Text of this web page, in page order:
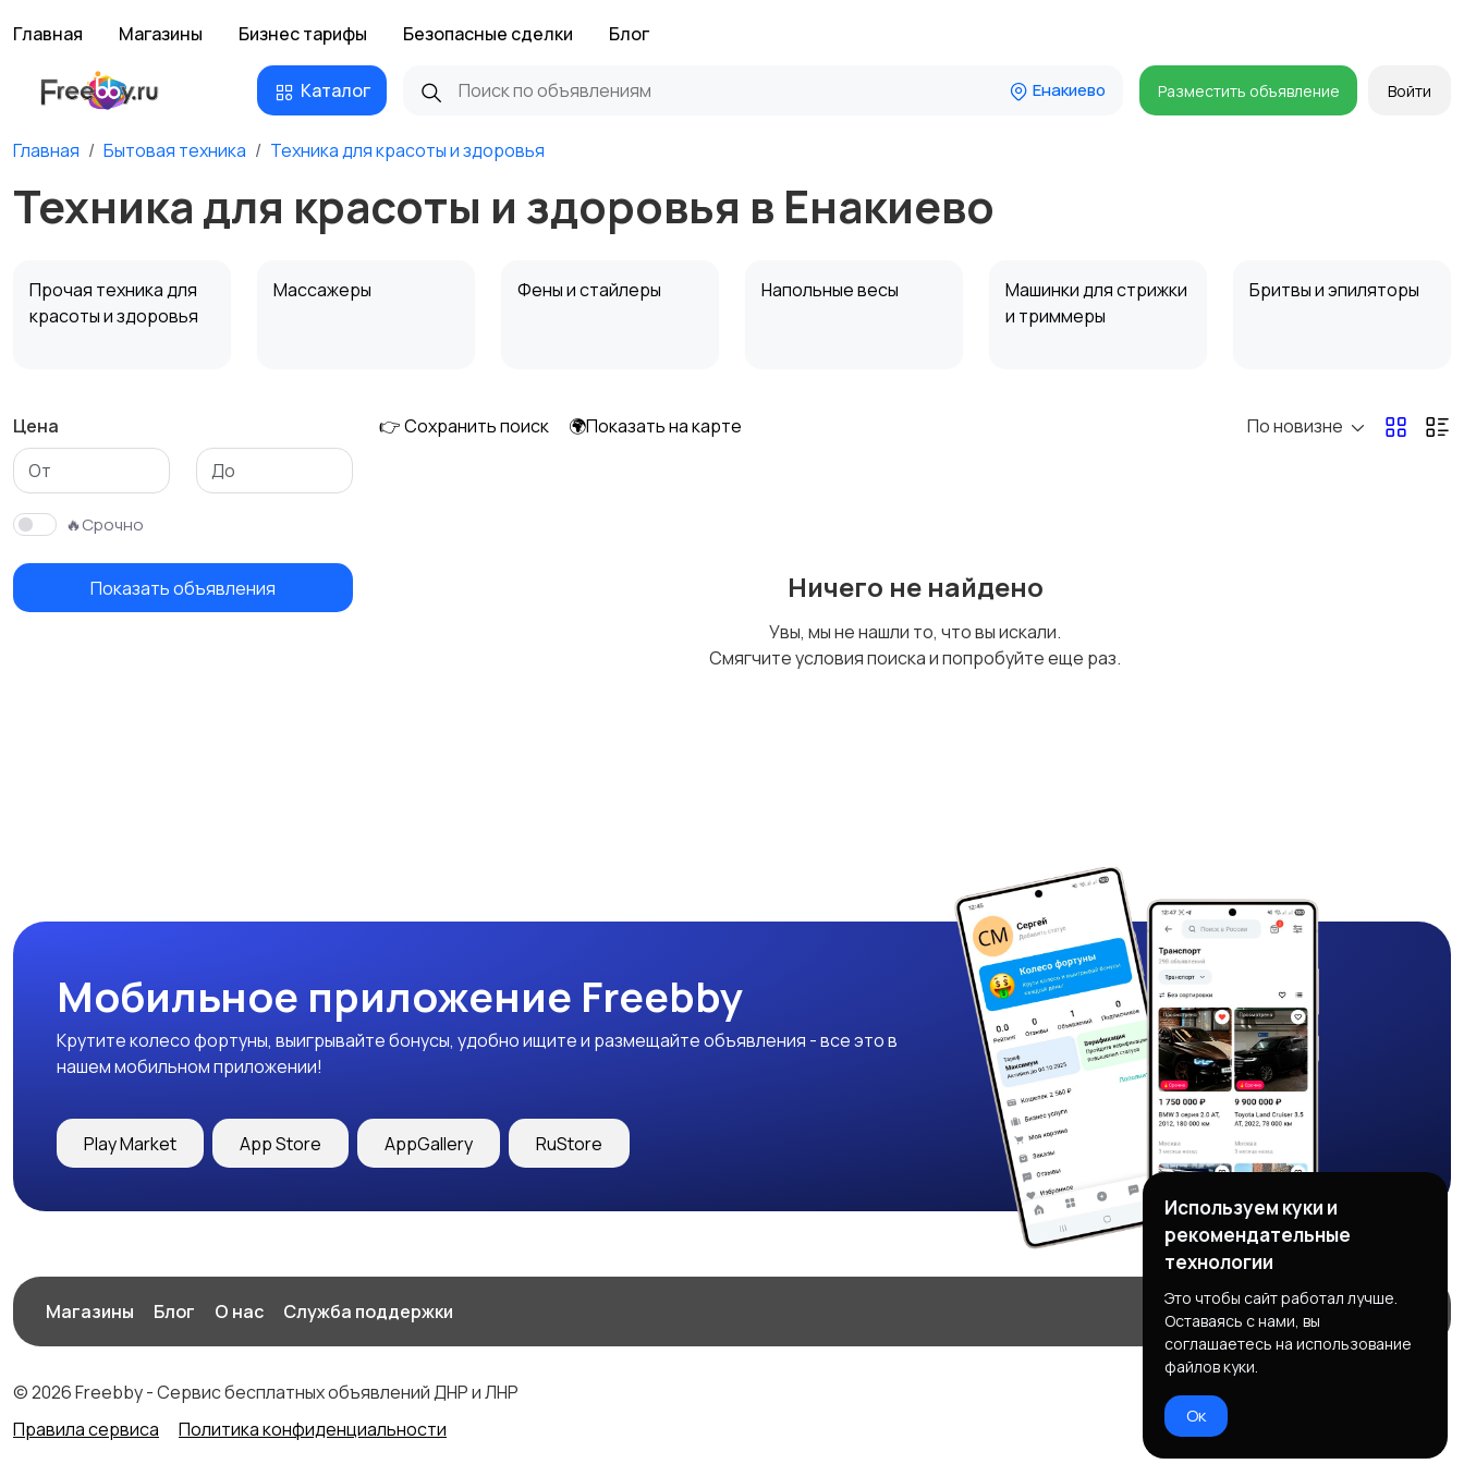
Главная Магазины Бизнес тарифы Безопасные сделки Блог
Каталог Енакиево Разместить объявление Войти
Главная Бытовая техника Техника для красоты и здоровья
Техника для красоты и здоровья в Енакиево
Прочая техника для
красоты и здоровья
Массажеры Фены и стайлеры Напольные весы
Машинки для стрижки
и триммеры
Бритвы и эпиляторы
Цена
🔥Срочно
Показать объявления
👉 Сохранить поиск 🌍Показать на карте По новизне
Ничего не найдено
Увы, мы не нашли то, что вы искали.
Смягчите условия поиска и попробуйте еще раз.
Мобильное приложение Freebby
Крутите колесо фортуны, выигрывайте бонусы, удобно ищите и размещайте объявления - все это в
нашем мобильном приложении!
Play Market App Store AppGallery RuStore
Магазины Блог О нас Служба поддержки
© 2026 Freebby - Сервис бесплатных объявлений ДНР и ЛНР
Правила сервиса
Политика конфиденциальности
Используем куки и
рекомендательные
технологии
Это чтобы сайт работал лучше.
Оставаясь с нами, вы
соглашаетесь на использование
файлов куки.
Ок